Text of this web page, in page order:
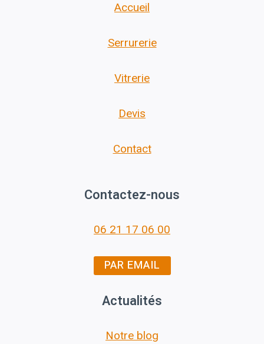
Accueil
Serrurerie
Vitrerie
Devis
Contact
Contactez-nous
06 21 17 06 00
PAR EMAIL
Actualités
Notre blog